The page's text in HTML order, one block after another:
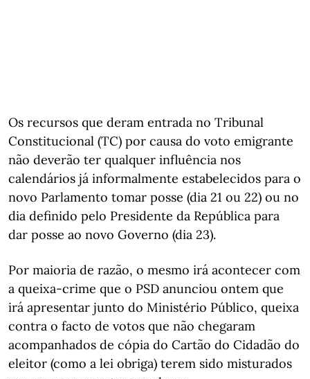
Os recursos que deram entrada no Tribunal
Constitucional (TC) por causa do voto emigrante
não deverão ter qualquer influência nos
calendários já informalmente estabelecidos para o
novo Parlamento tomar posse (dia 21 ou 22) ou no
dia definido pelo Presidente da República para
dar posse ao novo Governo (dia 23).
Por maioria de razão, o mesmo irá acontecer com
a queixa-crime que o PSD anunciou ontem que
irá apresentar junto do Ministério Público, queixa
contra o facto de votos que não chegaram
acompanhados de cópia do Cartão do Cidadão do
eleitor (como a lei obriga) terem sido misturados